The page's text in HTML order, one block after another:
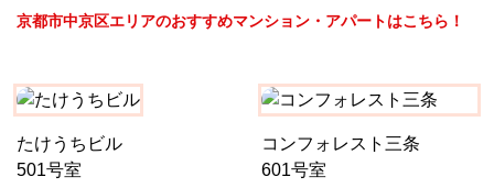
京都市中京区エリアのおすすめマンション・アパートはこちら！
たけうちビル
501号室
コンフォレスト三条
601号室